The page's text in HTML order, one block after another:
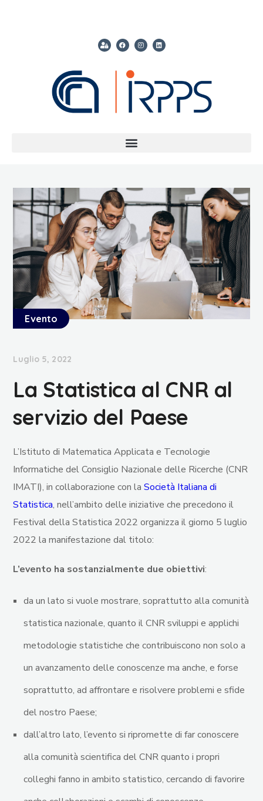
Evento
Luglio 5, 2022
La Statistica al CNR al
servizio del Paese
L’Istituto di Matematica Applicata e Tecnologie
Informatiche del Consiglio Nazionale delle Ricerche (CNR
IMATI), in collaborazione con laSocietà Italiana di
Statistica, nell’ambito delle iniziative che precedono il
Festival della Statistica 2022 organizza il giorno 5 luglio
2022 la manifestazione dal titolo:
L’evento ha sostanzialmente due obiettivi:
da un lato si vuole mostrare, soprattutto alla comunità
statistica nazionale, quanto il CNR sviluppi e applichi
metodologie statistiche che contribuiscono non solo a
un avanzamento delle conoscenze ma anche, e forse
soprattutto, ad affrontare e risolvere problemi e sfide
del nostro Paese;
dall’altro lato, l’evento si ripromette di far conoscere
alla comunità scientifica del CNR quanto i propri
colleghi fanno in ambito statistico, cercando di favorire